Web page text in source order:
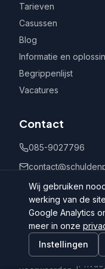
Tarieven
Casussen
Blog
Informatie en
Begrippenlijst
Vacatures
Contact
085-9027796
Postbus 802,
©
Algemene
|
Wij gebruiken
werking van de
Google Analytics
meer in onze
Instellingen